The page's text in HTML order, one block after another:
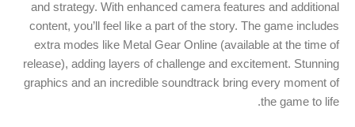
and strategy. With enhanced camera features and additional
content, you’ll feel like a part of the story. The game includes
extra modes like Metal Gear Online (available at the time of
release), adding layers of challenge and excitement. Stunning
graphics and an incredible soundtrack bring every moment of
the game to life.